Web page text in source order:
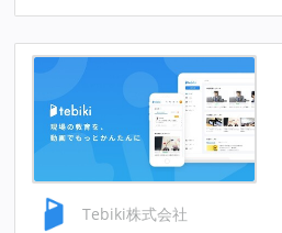
Tebiki株式会社